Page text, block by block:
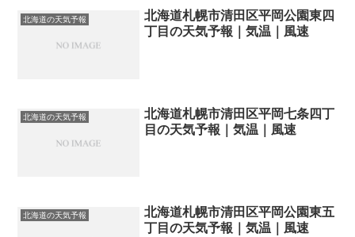
北海道の天気予報
北海道札幌市清田区平岡公園東四
丁目の天気予報｜気温｜風速
北海道の天気予報
北海道札幌市清田区平岡七条四丁
目の天気予報｜気温｜風速
北海道の天気予報
北海道札幌市清田区平岡公園東五
丁目の天気予報｜気温｜風速